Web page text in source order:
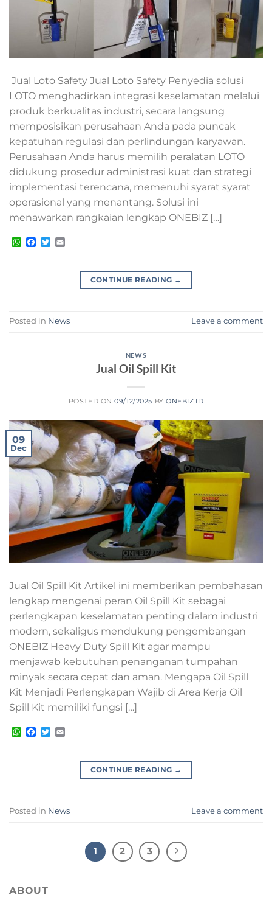
Jual Loto Safety Jual Loto Safety Penyedia solusi
LOTO menghadirkan integrasi keselamatan melalui
produk berkualitas industri, secara langsung
memposisikan perusahaan Anda pada puncak
kepatuhan regulasi dan perlindungan karyawan.
Perusahaan Anda harus memilih peralatan LOTO
didukung prosedur administrasi kuat dan strategi
implementasi terencana, memenuhi syarat syarat
operasional yang menantang. Solusi ini
menawarkan rangkaian lengkap ONEBIZ […]
WhatsApp
Facebook
Twitter
CONTINUE READING →
Posted in News Leave a comment
NEWS
Jual Oil Spill Kit
POSTED ON09/12/2025 BYONEBIZ.ID
09
Dec
Jual Oil Spill Kit Artikel ini memberikan pembahasan
lengkap mengenai peran Oil Spill Kit sebagai
perlengkapan keselamatan penting dalam industri
modern, sekaligus mendukung pengembangan
ONEBIZ Heavy Duty Spill Kit agar mampu
menjawab kebutuhan penanganan tumpahan
minyak secara cepat dan aman. Mengapa Oil Spill
Kit Menjadi Perlengkapan Wajib di Area Kerja Oil
Spill Kit memiliki fungsi […]
WhatsApp
Facebook
Twitter
CONTINUE READING →
Posted in News Leave a comment
1 2 3
ABOUT